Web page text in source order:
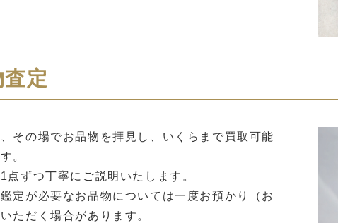
定
その場でお品物を拝見し、いくらまで買取可能
。
点ずつ丁寧にご説明いたします。
定が必要なお品物については一度お預かり（お
ただく場合があります。